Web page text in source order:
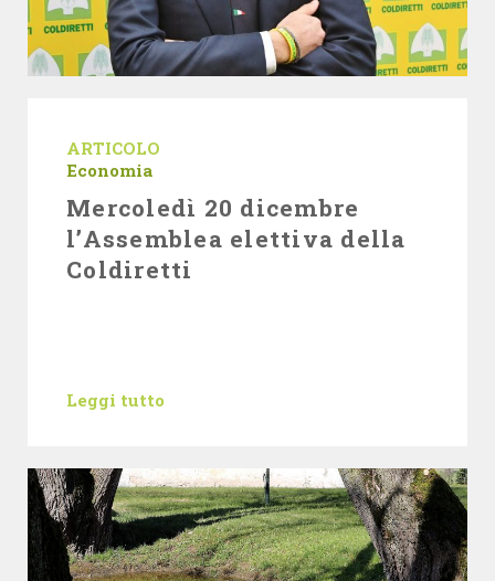
ARTICOLO
Economia
Mercoledì 20 dicembre
l’Assemblea elettiva della
Coldiretti
Leggi tutto